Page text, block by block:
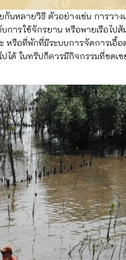
ยวิธี ตัวอย่างเช่น การวางแ
ารใช้จักรยาน หรือพายเรือไป
รือที่พักที่มีระบบการจัดการเอื้
ได้ ในทริปก็ควรมีกิจกรรมที่ชด